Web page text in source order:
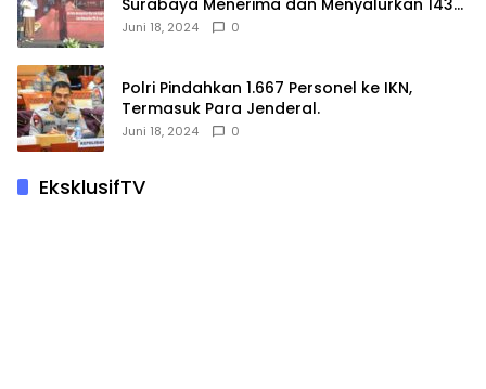
Surabaya Menerima dan Menyalurkan 143
Hewan Kurban
Juni 18, 2024 0
Polri Pindahkan 1.667 Personel ke IKN,
Termasuk Para Jenderal.
Juni 18, 2024 0
EksklusifTV